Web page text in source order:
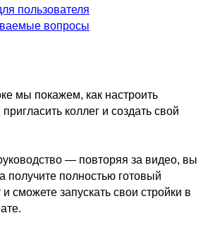
пользователя
вопросы
мы покажем, как настроить
коллег и создать свой
— повторяя за видео, вы
получите полностью готовый
сможете запускать свои стройки в